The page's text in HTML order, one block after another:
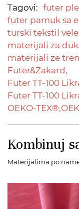
Tagovi: futer
futer pamuk sa
turski tekstil
materijali za
materijali ze
Futer&Zakard,
Futer TT-100
Futer TT-100
OEKO-TEX®,
Kombinuj
Materijalima po